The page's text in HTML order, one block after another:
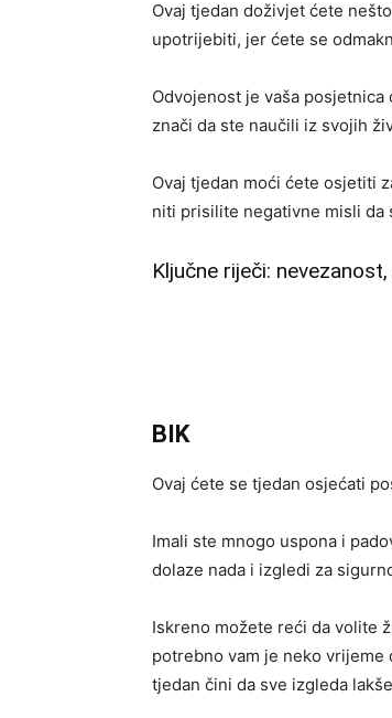
Ovaj tjedan doživjet ćete
upotrijebiti, jer ćete se
Odvojenost je vaša
znači da ste naučili iz svojih
Ovaj tjedan moći ćete osjetiti
niti prisilite negativne misli da
Ključne riječi:
BIK
Ovaj ćete se tjedan osjećati
Imali ste mnogo uspona i
dolaze nada i izgledi za
Iskreno možete reći da volite
potrebno vam je neko
tjedan čini da sve izgleda